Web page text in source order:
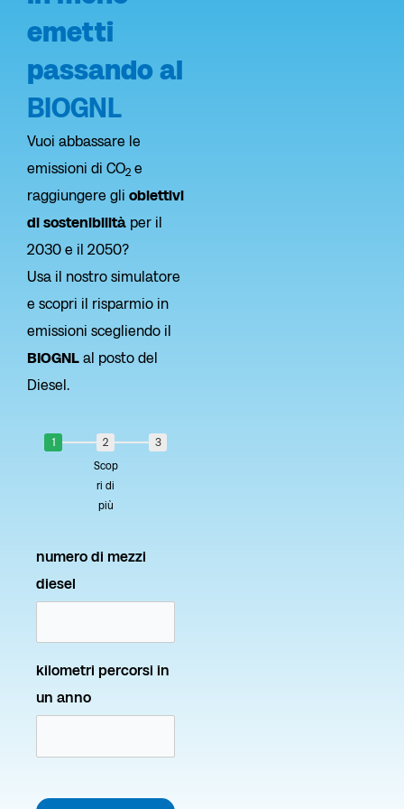
emetti
passando al
BIOGNL
Vuoi abbassare le
emissioni di CO2 e
raggiungere gli obiettivi
di sostenibilità per il
2030 e il 2050?
Usa il nostro simulatore
e scopri il risparmio in
emissioni scegliendo il
BIOGNL al posto del
Diesel.
1
2
Scop
ri di
più
3
numero di mezzi
diesel
kilometri percorsi in
un anno